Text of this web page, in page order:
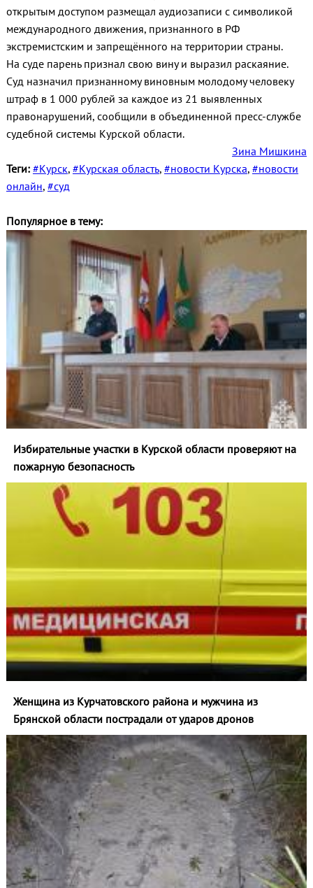
открытым доступом размещал аудиозаписи с символикой
международного движения, признанного в РФ
экстремистским и запрещённого на территории страны.
На суде парень признал свою вину и выразил раскаяние.
Суд назначил признанному виновным молодому человеку
штраф в 1 000 рублей за каждое из 21 выявленных
правонарушений, сообщили в объединенной пресс-службе
судебной системы Курской области.
Зина Мишкина
Теги: #Курск, #Курская область, #новости Курска, #новости
онлайн, #суд
Популярное в тему:
Избирательные участки в Курской области проверяют на
пожарную безопасность
Женщина из Курчатовского района и мужчина из
Брянской области пострадали от ударов дронов